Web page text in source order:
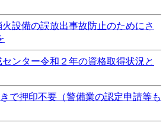
設備の誤放出事故防止のためにさ
ンター令和２年の資格取得状況と
で押印不要（警備業の認定申請等も